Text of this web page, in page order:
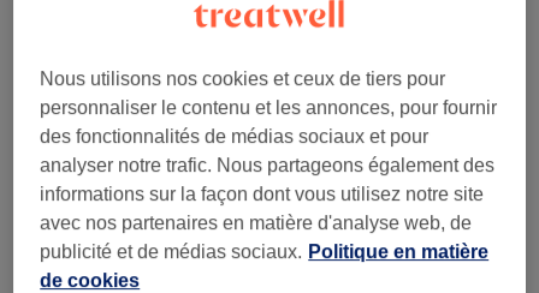
4,0
Ambiance
Personnel
Nous utilisons nos cookies et ceux de tiers pour
personnaliser le contenu et les annonces, pour fournir
des fonctionnalités de médias sociaux et pour
analyser notre trafic. Nous partageons également des
informations sur la façon dont vous utilisez notre site
avec nos partenaires en matière d'analyse web, de
publicité et de médias sociaux. Politique en matière
de cookies